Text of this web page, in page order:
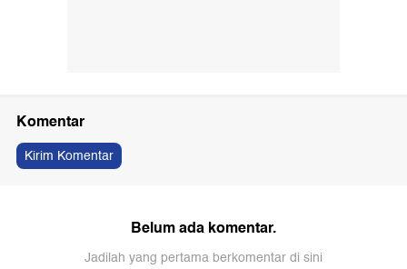
Komentar
Kirim Komentar
Belum ada komentar.
Jadilah yang pertama berkomentar di sini